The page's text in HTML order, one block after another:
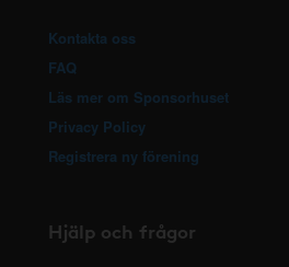
Kontakta oss
FAQ
Läs mer om Sponsorhuset
Privacy Policy
Registrera ny förening
Hjälp och frågor